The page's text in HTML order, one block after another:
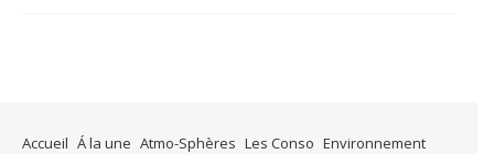
Accueil Á la une Atmo-Sphères Les Conso Environnement